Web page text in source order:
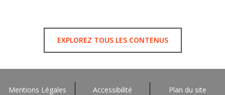
EXPLOREZ TOUS LES CONTENUS
Mentions Légales Accessibilité Plan du site